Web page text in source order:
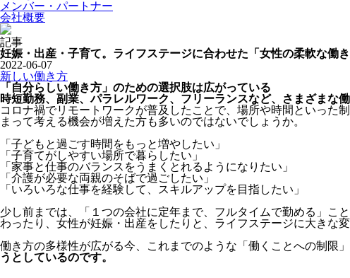
メンバー・パートナー
会社概要
記事
妊娠・出産・子育て。ライフステージに合わせた「女性の柔軟な働
2022-06-07
新しい働き方
「自分らしい働き方」のための選択肢は広がっている
時短勤務、副業、パラレルワーク、フリーランスなど、さまざまな
コロナ禍でリモートワークが普及したことで、場所や時間といった
まって考える機会が増えた方も多いのではないでしょうか。
「子どもと過ごす時間をもっと増やしたい」
「子育てがしやすい場所で暮らしたい」
「家事と仕事のバランスをうまくとれるようになりたい」
「介護が必要な両親のそばで過ごしたい」
「いろいろな仕事を経験して、スキルアップを目指したい」
少し前までは、「１つの会社に定年まで、フルタイムで勤める」こ
わったり、女性が妊娠・出産をしたりと、ライフステージに大きな
働き方の多様性が広がる今、これまでのような「働くことへの制限
うとしているのです。